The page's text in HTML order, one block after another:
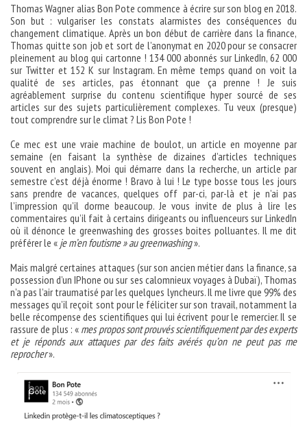
Thomas Wagner alias Bon Pote commence à écrire sur son blog en 2018.
Son but : vulgariser les constats alarmistes des conséquences du
changement climatique. Après un bon début de carrière dans la finance,
Thomas quitte son job et sort de l’anonymat en 2020 pour se consacrer
pleinement au blog qui cartonne ! 134 000 abonnés sur LinkedIn, 62 000
sur Twitter et 152 K sur Instagram. En même temps quand on voit la
qualité de ses articles, pas étonnant que ça prenne ! Je suis
agréablement surprise du contenu scientifique hyper sourcé de ses
articles sur des sujets particulièrement complexes. Tu veux (presque)
tout comprendre sur le climat ? Lis Bon Pote !
Ce mec est une vraie machine de boulot, un article en moyenne par
semaine (en faisant la synthèse de dizaines d’articles techniques
souvent en anglais). Moi qui démarre dans la recherche, un article par
semestre c’est déjà énorme ! Bravo à lui ! Le type bosse tous les jours
sans prendre de vacances, quelques off par-ci, par-là et je n’ai pas
l’impression qu’il dorme beaucoup. Je vous invite de plus à lire les
commentaires qu’il fait à certains dirigeants ou influenceurs sur LinkedIn
où il dénonce le greenwashing des grosses boites polluantes. Il me dit
préférer le « je m’en foutisme » au greenwashing».
Mais malgré certaines attaques (sur son ancien métier dans la finance, sa
possession d’un IPhone ou sur ses calomnieux voyages à Dubaï), Thomas
n’a pas l’air traumatisé par les quelques lyncheurs. Il me livre que 99% des
messages qu’il reçoit sont pour le féliciter sur son travail, notamment la
belle récompense des scientifiques qui lui écrivent pour le remercier. Il se
rassure de plus : « mes propos sont prouvés scientifiquement par des experts
et je réponds aux attaques par des faits avérés qu’on ne peut pas me
reprocher».